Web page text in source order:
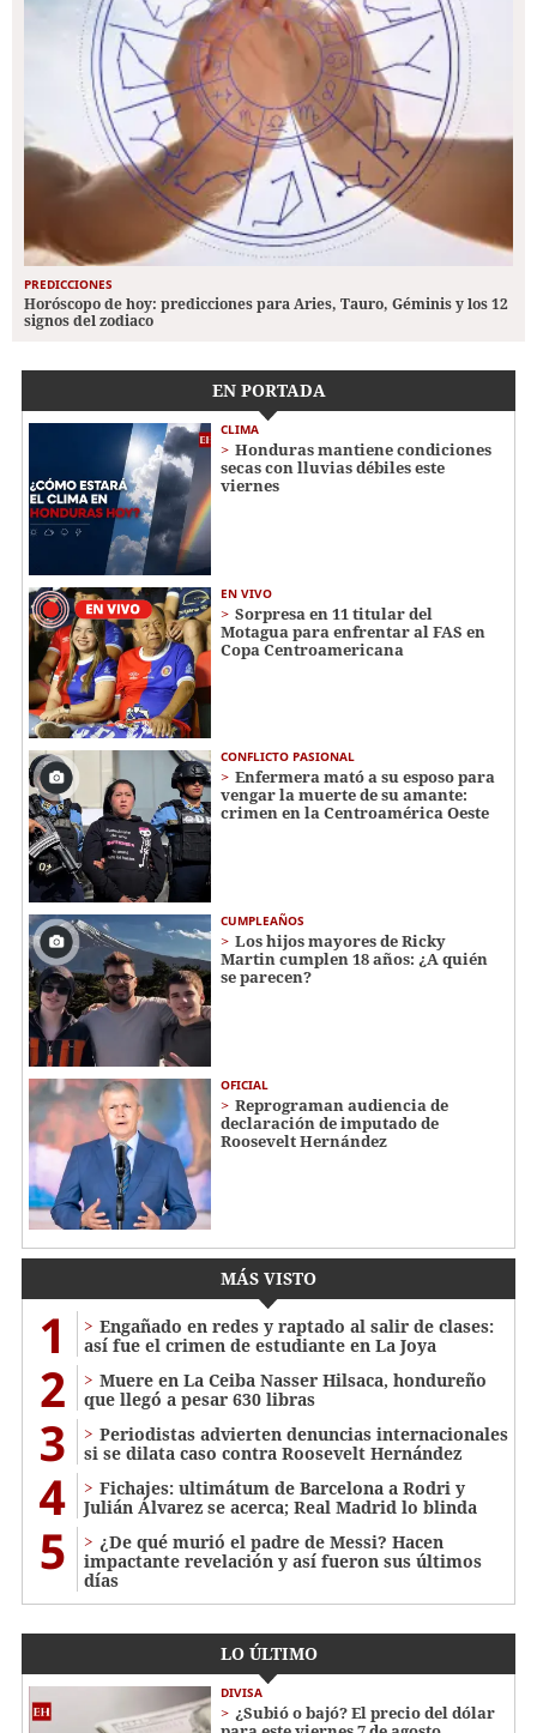
PREDICCIONES
Horóscopo de hoy: predicciones para Aries, Tauro, Géminis y los 12
signos del zodiaco
EN PORTADA
CLIMA
Honduras mantiene condiciones
secas con lluvias débiles este
viernes
EN VIVO
Sorpresa en 11 titular del
Motagua para enfrentar al FAS en
Copa Centroamericana
CONFLICTO PASIONAL
Enfermera mató a su esposo para
vengar la muerte de su amante:
crimen en la Centroamérica Oeste
CUMPLEAÑOS
Los hijos mayores de Ricky
Martin cumplen 18 años: ¿A quién
se parecen?
OFICIAL
Reprograman audiencia de
declaración de imputado de
Roosevelt Hernández
MÁS VISTO
1
Engañado en redes y raptado al salir de clases:
así fue el crimen de estudiante en La Joya
2
Muere en La Ceiba Nasser Hilsaca, hondureño
que llegó a pesar 630 libras
3
Periodistas advierten denuncias internacionales
si se dilata caso contra Roosevelt Hernández
4
Fichajes: ultimátum de Barcelona a Rodri y
Julián Álvarez se acerca; Real Madrid lo blinda
5
¿De qué murió el padre de Messi? Hacen
impactante revelación y así fueron sus últimos
días
LO ÚLTIMO
DIVISA
¿Subió o bajó? El precio del dólar